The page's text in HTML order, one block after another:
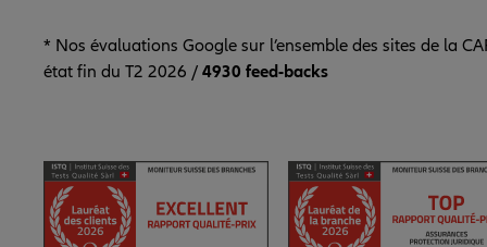
* Nos évaluations Google sur l’ensemble des sites de la
état fin du T2 2026 / 4930 feed-backs